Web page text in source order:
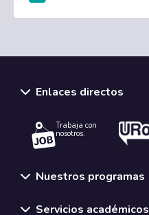
Enlaces directos
Trabaja con
nosotros.
Nuestros programas
Servicios académicos